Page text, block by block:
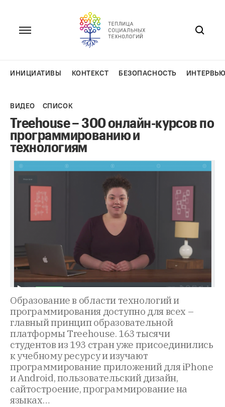
ИНИЦИАТИВЫ КОНТЕКСТ БЕЗОПАСНОСТЬ
ВИДЕО СПИСОК
Treehouse – 300 онлайн-курсов по
программированию и
технологиям
Образование в области технологий и
программирования доступно для всех –
главный принцип образовательной
платформы Treehouse. 163 тысячи
студентов из 193 стран уже присоединились
к учебному ресурсу и изучают
программирование приложений для iPhone
и Android, пользовательский дизайн,
сайтостроение, программирование на
языках…